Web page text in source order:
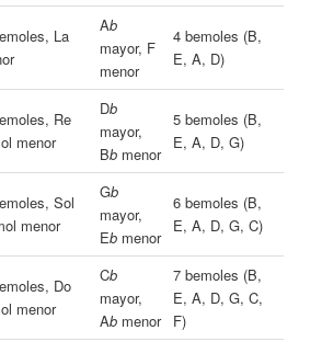
Ab
mayor, F
menor
4 bemoles (B,
E, A, D)
Db
mayor,
Bb menor
5 bemoles (B,
E, A, D, G)
Gb
mayor,
Eb menor
6 bemoles (B,
E, A, D, G, C)
Cb
mayor,
Ab menor
7 bemoles (B,
E, A, D, G, C,
F)